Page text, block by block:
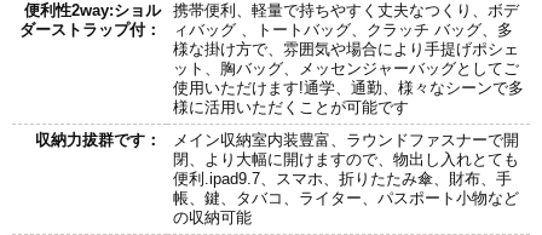
便利性2way:ショル
ダーストラップ付：
携帯便利、軽量で持ちやすく丈夫なつくり、ボデ
ィバッグ 、トートバッグ、クラッチ バッグ、多
様な掛け方で、雰囲気や場合により手提げポシェ
ット、胸バッグ、メッセンジャーバッグとしてご
使用いただけます!通学、通勤、様々なシーンで多
様に活用いただくことが可能です
収納力拔群です：
メイン収納室内装豊富、ラウンドファスナーで開
閉、より大幅に開けますので、物出し入れとても
便利.ipad9.7、スマホ、折りたたみ傘、財布、手
帳、鍵、タバコ、ライター、パスポート小物など
の収納可能